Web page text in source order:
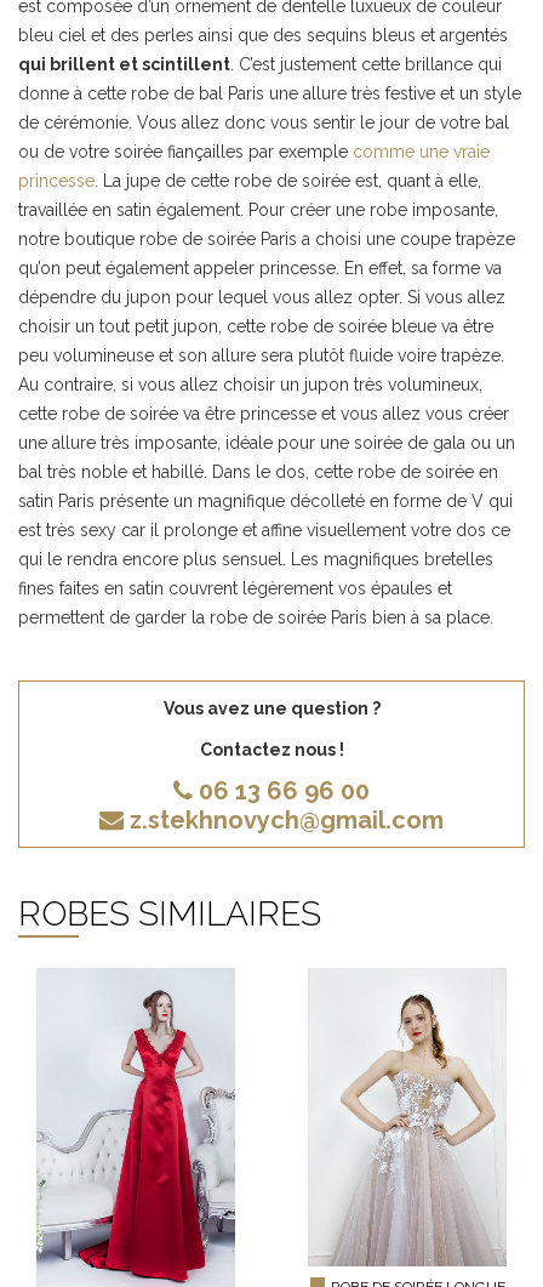
est composée d’un ornement de dentelle luxueux de couleur
bleu ciel et des perles ainsi que des sequins bleus et argentés
qui brillent et scintillent . C’est justement cette brillance qui
donne à cette robe de bal Paris une allure très festive et un style
de cérémonie. Vous allez donc vous sentir le jour de votre bal
ou de votre soirée fiançailles par exemple comme une vraie
princesse . La jupe de cette robe de soirée est, quant à elle,
travaillée en satin également. Pour créer une robe imposante,
notre boutique robe de soirée Paris a choisi une coupe trapèze
qu’on peut également appeler princesse. En effet, sa forme va
dépendre du jupon pour lequel vous allez opter. Si vous allez
choisir un tout petit jupon, cette robe de soirée bleue va être
peu volumineuse et son allure sera plutôt fluide voire trapèze.
Au contraire, si vous allez choisir un jupon très volumineux,
cette robe de soirée va être princesse et vous allez vous créer
une allure très imposante, idéale pour une soirée de gala ou un
bal très noble et habillé. Dans le dos, cette robe de soirée en
satin Paris présente un magnifique décolleté en forme de V qui
est très sexy car il prolonge et affine visuellement votre dos ce
qui le rendra encore plus sensuel. Les magnifiques bretelles
fines faites en satin couvrent légèrement vos épaules et
permettent de garder la robe de soirée Paris bien à sa place.
Vous avez une question ?
Contactez nous !
06 13 66 96 00
z.stekhnovych@gmail.com
ROBES SIMILAIRES